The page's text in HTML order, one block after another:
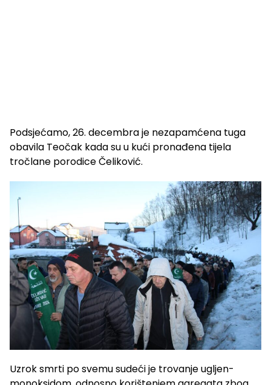
Podsjećamo, 26. decembra je nezapamćena tuga
obavila Teočak kada su u kući pronađena tijela
tročlane porodice Čeliković.
Uzrok smrti po svemu sudeći je trovanje ugljen-